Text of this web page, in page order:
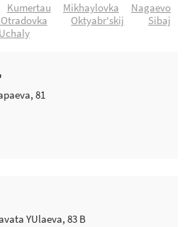
Kumertau Mikhaylovka
Nagaevo
Oktyabr'skij
Sibaj
Uchaly
81
YUlaeva, 83 B